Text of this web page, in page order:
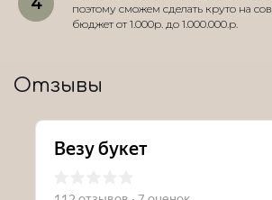
поэтому сможем сделать круто на
бюджет от 1.000р. до 1.000.000.р.
Отзывы